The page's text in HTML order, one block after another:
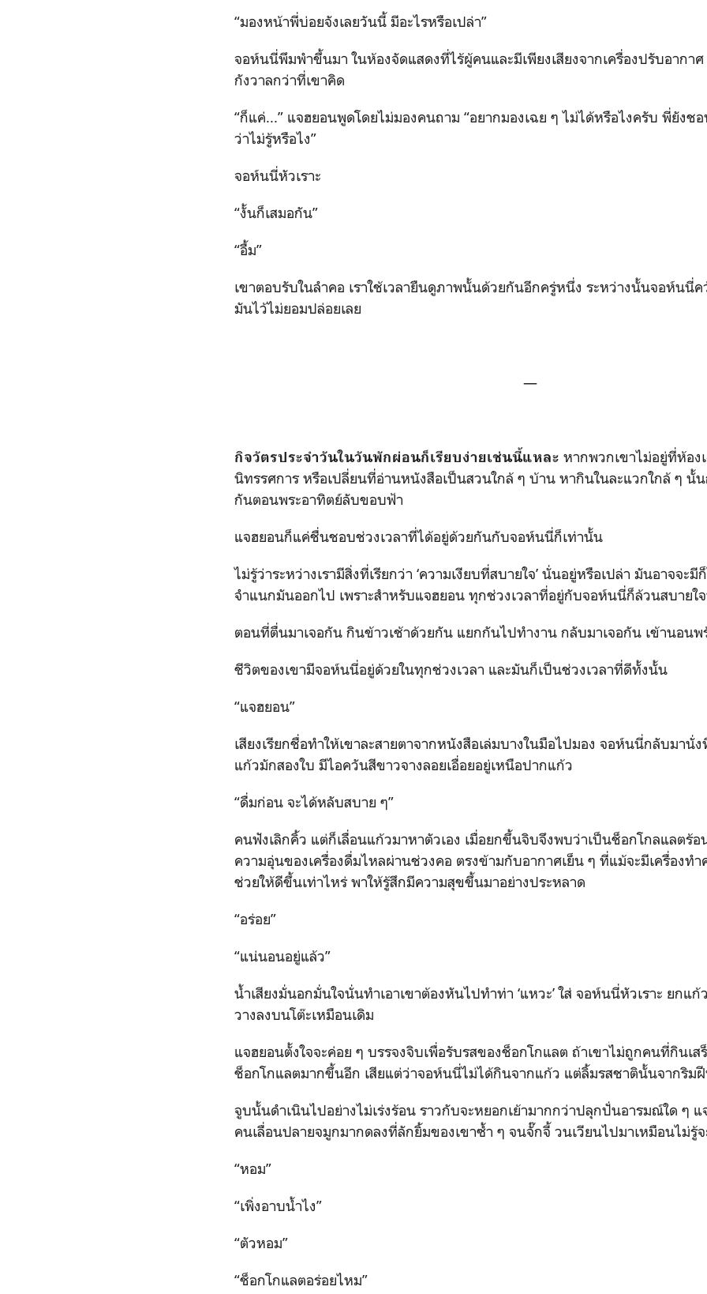
“มองหน้าพี่บ่อยจังเลยวันนี้ มีอะไรหรือเปล่า”
จอห์นนี่พึมพำขึ้นมา ในห้องจัดแสดงที่ไร้ผู้คนและมีเพียงเสียงจากเครื่องปรับอากา
กังวาลกว่าที่เขาคิด
“ก็แค่...” แจฮยอนพูดโดยไม่มองคนถาม “อยากมองเฉย ๆ ไม่ได้หรือไงครับ พี่ยังช
ว่าไม่รู้หรือไง”
จอห์นนี่หัวเราะ
“งั้นก็เสมอกัน”
“อื้ม”
เขาตอบรับในลำคอ เราใช้เวลายืนดูภาพนั้นด้วยกันอีกครู่หนึ่ง ระหว่างนั้นจอห์นนี่ค
มันไว้ไม่ยอมปล่อยเลย
—
กิจวัตรประจำวันในวันพักผ่อนก็เรียบง่ายเช่นนี้แหละ หากพวกเขาไม่อยู่ที่ห้อง
นิทรรศการ หรือเปลี่ยนที่อ่านหนังสือเป็นสวนใกล้ ๆ บ้าน หากินในละแวกใกล้ ๆ นั้
กันตอนพระอาทิตย์ลับขอบฟ้า
แจฮยอนก็แค่ชื่นชอบช่วงเวลาที่ได้อยู่ด้วยกันกับจอห์นนี่ก็เท่านั้น
ไม่รู้ว่าระหว่างเรามีสิ่งที่เรียกว่า ‘ความเงียบที่สบายใจ’ นั่นอยู่หรือเปล่า มันอาจจะมี
จำแนกมันออกไป เพราะสำหรับแจฮยอน ทุกช่วงเวลาที่อยู่กับจอห์นนี่ก็ล้วนสบายใ
ตอนที่ตื่นมาเจอกัน กินข้าวเช้าด้วยกัน แยกกันไปทำงาน กลับมาเจอกัน เข้านอน
ชีวิตของเขามีจอห์นนี่อยู่ด้วยในทุกช่วงเวลา และมันก็เป็นช่วงเวลาที่ดีทั้งนั้น
“แจฮยอน”
เสียงเรียกชื่อทำให้เขาละสายตาจากหนังสือเล่มบางในมือไปมอง จอห์นนี่กลับมานั่
แก้วมักสองใบ มีไอควันสีขาวจางลอยเอื่อยอยู่เหนือปากแก้ว
“ดื่มก่อน จะได้หลับสบาย ๆ”
คนฟังเลิกคิ้ว แต่ก็เลื่อนแก้วมาหาตัวเอง เมื่อยกขึ้นจิบจึงพบว่าเป็นช็อกโกลแลตร้อ
ความอุ่นของเครื่องดื่มไหลผ่านช่วงคอ ตรงข้ามกับอากาศเย็น ๆ ที่แม้จะมีเครื่องท
ช่วยให้ดีขึ้นเท่าไหร่ พาให้รู้สึกมีความสุขขึ้นมาอย่างประหลาด
“อร่อย”
“แน่นอนอยู่แล้ว”
น้ำเสียงมั่นอกมั่นใจนั่นทำเอาเขาต้องหันไปทำท่า ‘แหวะ’ ใส่ จอห์นนี่หัวเราะ ยกแก้
วางลงบนโต๊ะเหมือนเดิม
แจฮยอนตั้งใจจะค่อย ๆ บรรจงจิบเพื่อรับรสของช็อกโกแลต ถ้าเขาไม่ถูกคนที่กินเ
ช็อกโกแลตมากขึ้นอีก เสียแต่ว่าจอห์นนี่ไม่ได้กินจากแก้ว แต่ลิ้มรสชาตินั้นจากริมฝี
จูบนั้นดำเนินไปอย่างไม่เร่งร้อน ราวกับจะหยอกเย้ามากกว่าปลุกปั่นอารมณ์ใด ๆ
คนเลื่อนปลายจมูกมากดลงที่ลักยิ้มของเขาซ้ำ ๆ จนจั๊กจี้ วนเวียนไปมาเหมือนไม่รู้จ
“หอม”
“เพิ่งอาบน้ำไง”
“ตัวหอม”
“ช็อกโกแลตอร่อยไหม”